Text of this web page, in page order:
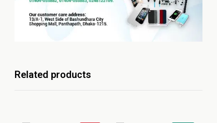
Related products